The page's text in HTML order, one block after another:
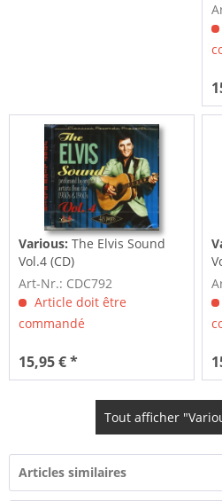
Various:The Elvis Sound
Vol.4 (CD)
Art-Nr.: CDC792
Article doit être
commandé
15,95 € *
Tout afficher
Articles similaires